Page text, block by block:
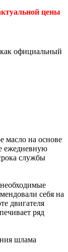
цены
официальный
масло на основе
ежедневную
службы
себя на
двигателя
ряд
шлама